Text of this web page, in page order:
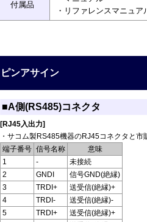
付属品
・リファレンスマニュア
ピンアサイン
■A側(RS485)コネクタ
[RJ45入出力]
・サコム製RS485機器のRJ45コネクタと
端子番号 信号名称
意味
1
-
未接続
2
GNDI
信号GND(絶縁)
3
TRDI+
送受信(絶縁)+
4
TRDI-
送受信(絶縁)-
5
TRDI+
送受信(絶縁)+